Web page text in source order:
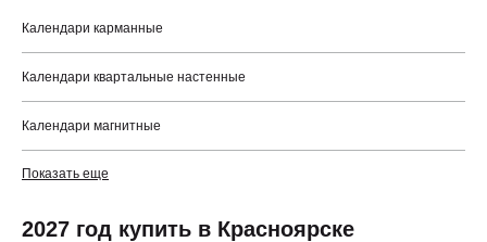
2027 год купить в Красноярске
Календари карманные
Календари квартальные настенные
Календари магнитные
Показать еще